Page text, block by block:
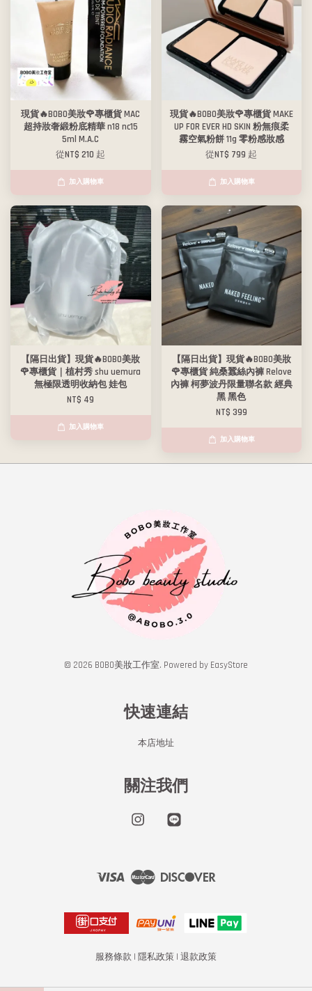
現貨🔥BOBO美妝🌹專櫃貨 MAC
超持妝奢緞粉底精華 n18 nc15
5ml M.A.C
從NT$ 210 起
加入購物車
現貨🔥BOBO美妝🌹專櫃貨 MAKE
UP FOR EVER HD SKIN 粉無痕柔
霧空氣粉餅 11g 零粉感妝感
從NT$ 799 起
加入購物車
【隔日出貨】現貨🔥BOBO美妝
🌹專櫃貨｜植村秀 shu uemura
無極限透明收納包 娃包
NT$ 49
加入購物車
【隔日出貨】現貨🔥BOBO美妝
🌹專櫃貨 純桑蠶絲內褲 Relove
內褲 柯夢波丹限量聯名款 經典
黑 黑色
NT$ 399
加入購物車
© 2026 BOBO美妝工作室. Powered by EasyStore
快速連結
本店地址
關注我們
Instagram
Visa Master
服務條款 | 隱私政策 | 退款政策